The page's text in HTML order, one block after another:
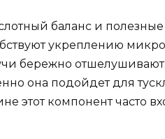
баланс и
укреплению
бережно
она подойдет для
этот компонент часто